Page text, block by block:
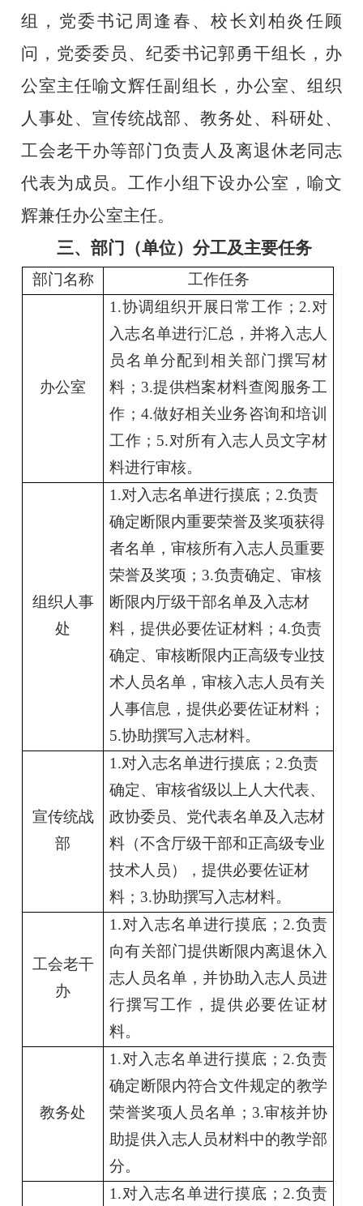
组，党委书记周逢春、校长刘柏炎任顾
问，党委委员、纪委书记郭勇干组长，办
公室主任喻文辉任副组长，办公室、组织
人事处、宣传统战部、教务处、科研处、
工会老干办等部门负责人及离退休老同志
代表为成员。工作小组下设办公室，喻文
辉兼任办公室主任。
三、部门（单位）分工及主要任务
部门名称 工作任务
办公室
1.协调组织开展日常工作； 2.对
入志名单进行汇总，并将入志人
员名单分配到相关部门撰写材
料； 3.提供档案材料查阅服务工
作； 4.做好相关业务咨询和培训
工作； 5.对所有入志人员文字材
料进行审核。
组织人事
处
1.对入志名单进行摸底； 2.负责
确定断限内重要荣誉及奖项获得
者名单，审核所有入志人员重要
荣誉及奖项； 3.负责确定、审核
断限内厅级干部名单及入志材
料，提供必要佐证材料；4.负责
确定、审核断限内正高级专业技
术人员名单，审核入志人员有关
人事信息，提供必要佐证材料；
5.协助撰写入志材料。
宣传统战
部
1.对入志名单进行摸底； 2.负责
确定、审核省级以上人大代表、
政协委员、党代表名单及入志材
料（不含厅级干部和正高级专业
技术人员），提供必要佐证材
料； 3.协助撰写入志材料。
工会老干
办
1.对入志名单进行摸底； 2.负责
向有关部门提供断限内离退休入
志人员名单，并协助入志人员进
行撰写工作，提供必要佐证材
料。
教务处
1.对入志名单进行摸底； 2.负责
确定断限内符合文件规定的教学
荣誉奖项人员名单； 3.审核并协
助提供入志人员材料中的教学部
分。
1.对入志名单进行摸底； 2.负责